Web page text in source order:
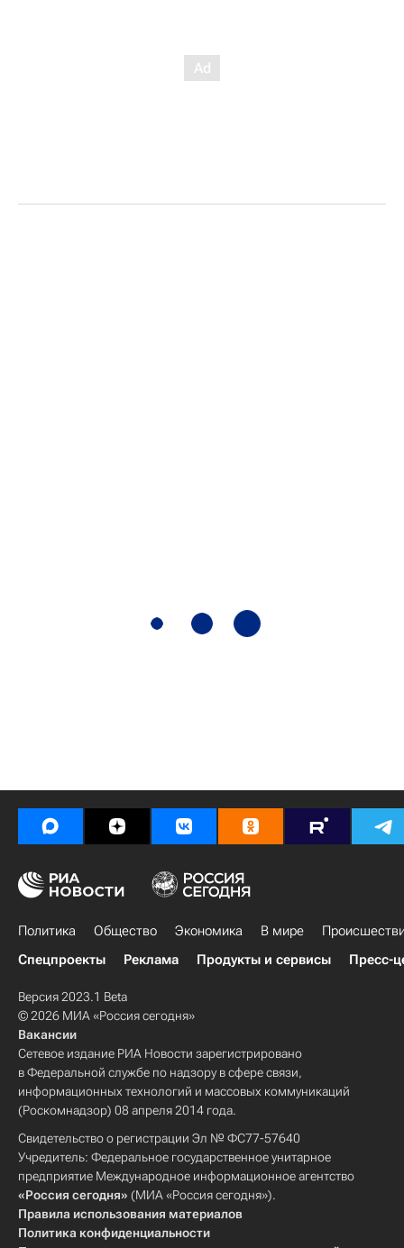
Политика Общество Экономика В мире
Спецпроекты
Реклама Продукты и сервисы Пресс-
Версия 2023.1 Beta
© 2026 МИА «Россия сегодня»
Вакансии
Сетевое издание РИА Новости зарегистрировано
в Федеральной службе по надзору в сфере связи,
информационных технологий и массовых коммуникаций
(Роскомнадзор) 08 апреля 2014 года.
Свидетельство о регистрации Эл № ФС77-57640
Учредитель: Федеральное государственное унитарное
предприятие Международное информационное агентство
«Россия сегодня» (МИА «Россия сегодня»).
Правила использования материалов
Политика конфиденциальности